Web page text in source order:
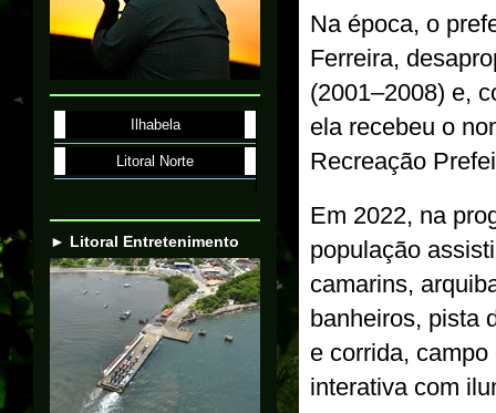
Na época, o
Ferreira,
(2001–2008) e,
ela recebeu o
Recreação
Em 2022, na
população
camarins,
banheiros, pista
e corrida,
interativa com
Ilhabela
Litoral Norte
► Litoral Entretenimento